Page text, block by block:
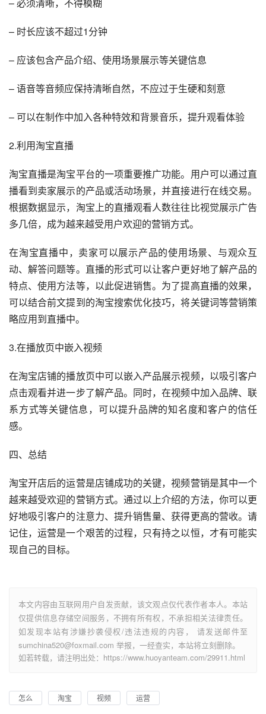
– 时长应该不超过1分钟
– 应该包含产品介绍、使用场景展示等关键信息
– 语音等音频应保持清晰自然，不应过于生硬和刻意
– 可以在制作中加入各种特效和背景音乐，提升观看体验
2.利用淘宝直播
淘宝直播是淘宝平台的一项重要推广功能。用户可以通过直
播看到卖家展示的产品或活动场景，并直接进行在线交易。
根据数据显示，淘宝上的直播观看人数往往比视觉展示广告
多几倍，成为越来越受用户欢迎的营销方式。
在淘宝直播中，卖家可以展示产品的使用场景、与观众互
动、解答问题等。直播的形式可以让客户更好地了解产品的
特点、使用方法等，以此促进销售。为了提高直播的效果，
可以结合前文提到的淘宝搜索优化技巧，将关键词等营销策
略应用到直播中。
3.在播放页中嵌入视频
在淘宝店铺的播放页中可以嵌入产品展示视频，以吸引客户
点击观看并进一步了解产品。同时，在视频中加入品牌、联
系方式等关键信息，可以提升品牌的知名度和客户的信任
感。
四、总结
淘宝开店后的运营是店铺成功的关键，视频营销是其中一个
越来越受欢迎的营销方式。通过以上介绍的方法，你可以更
好地吸引客户的注意力、提升销售量、获得更高的营收。请
记住，运营是一个艰苦的过程，只有持之以恒，才有可能实
现自己的目标。
本文内容由互联网用户自发贡献，该文观点仅代表作者本人。本站
仅提供信息存储空间服务，不拥有所有权，不承担相关法律责任。
如发现本站有涉嫌抄袭侵权/违法违规的内容， 请发送邮件至
sumchina520@foxmail.com 举报，一经查实，本站将立刻删除。
如若转载，请注明出处：https://www.huoyanteam.com/29911.html
怎么 淘宝 视频 运营